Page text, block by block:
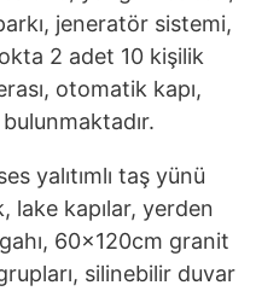
jeneratör sistemi,
2 adet 10 kişilik
otomatik kapı,
yalıtımlı taş yünü
lake kapılar, yerden
60x120cm granit
silinebilir duvar